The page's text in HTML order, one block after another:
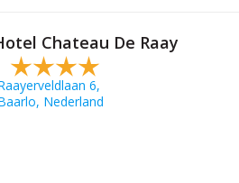
Chateau De Raay
6,
Nederland